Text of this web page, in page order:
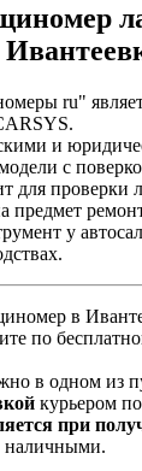
ru"
и
с
для проверки
предмет
у
в
по
в одном из
курьером
при
наличными.